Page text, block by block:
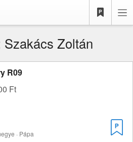
Szakács Zoltán
R09
Ft
· Pápa